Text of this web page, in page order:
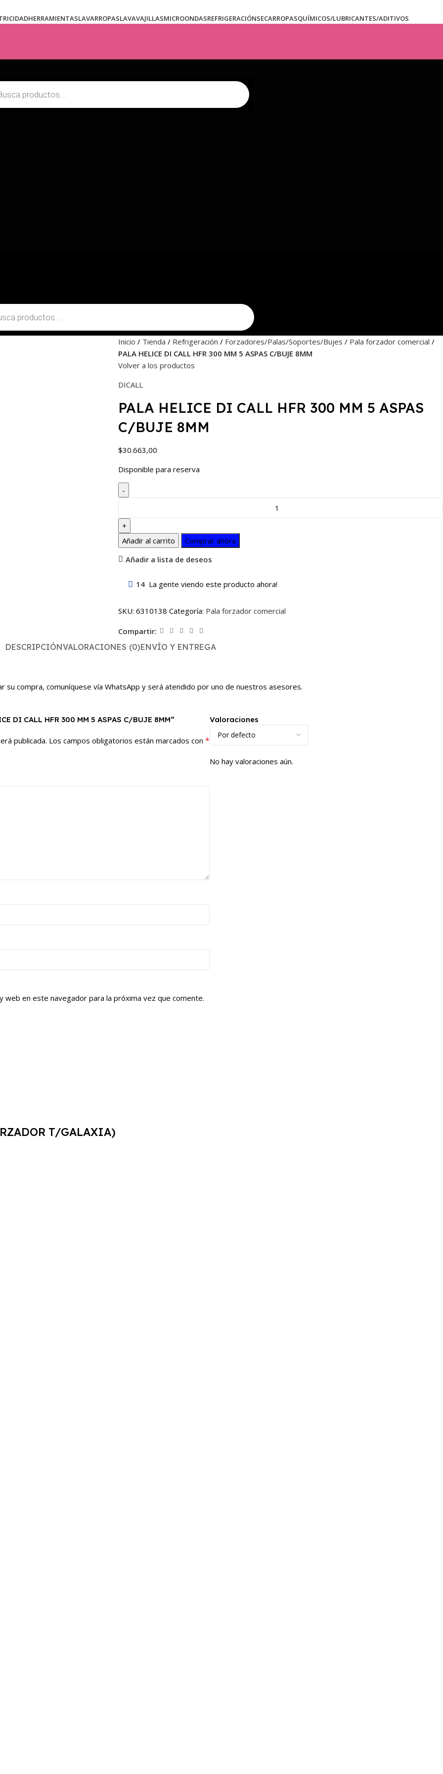
HERRAMIENTASLAVARROPASLAVAVAJILLASMICROONDASREFRIGERACIÓNSECARROPASQUÍMICOS/LUBRICANTES/ADITIVOS
Inicio Tienda Refrigeración Forzadores/Palas/Soportes/Bujes
Pala forzador comercial
PALA HELICE DI CALL HFR 300 MM 5 ASPAS C/BUJE 8MM
Volver a los productos
DICALL
PALA HELICE DI CALL HFR 300 MM 5 ASPAS
C/BUJE 8MM
$30.663,00
Disponible para reserva
Añadir al carrito
Comprar ahora
Añadir a lista de deseos
14 La gente viendo este producto ahora!
SKU: 6310138 Categoría: Pala forzador comercial
Compartir:
DESCRIPCIÓNVALORACIONES (0)ENVÍO Y ENTREGA
su compra, comuníquese vía WhatsApp y será atendido por uno de nuestros asesores.
Valoraciones
No hay valoraciones aún.
DI CALL HFR 300 MM 5 ASPAS C/BUJE 8MM”
publicada. Los campos obligatorios están marcados con *
web en este navegador para la próxima vez que comente.
T/GALAXIA)